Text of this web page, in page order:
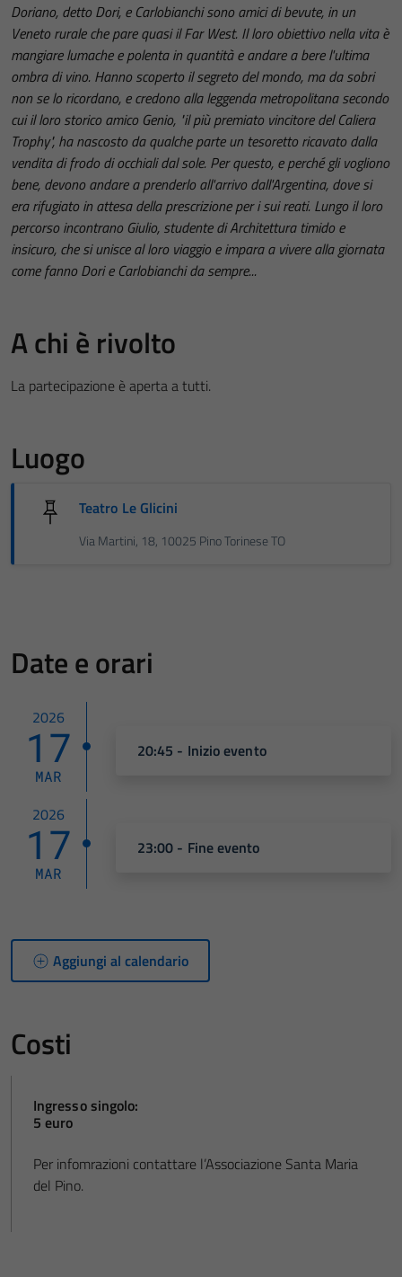
Doriano, detto Dori, e Carlobianchi sono amici di bevute, in un
Veneto rurale che pare quasi il Far West. Il loro obiettivo nella vita è
mangiare lumache e polenta in quantità e andare a bere l'ultima
ombra di vino. Hanno scoperto il segreto del mondo, ma da sobri
non se lo ricordano, e credono alla leggenda metropolitana secondo
cui il loro storico amico Genio, "il più premiato vincitore del Caliera
Trophy", ha nascosto da qualche parte un tesoretto ricavato dalla
vendita di frodo di occhiali dal sole. Per questo, e perché gli vogliono
bene, devono andare a prenderlo all'arrivo dall'Argentina, dove si
era rifugiato in attesa della prescrizione per i sui reati. Lungo il loro
percorso incontrano Giulio, studente di Architettura timido e
insicuro, che si unisce al loro viaggio e impara a vivere alla giornata
come fanno Dori e Carlobianchi da sempre...
A chi è rivolto
La partecipazione è aperta a tutti.
Luogo
Teatro Le Glicini
Via Martini, 18, 10025 Pino Torinese TO
Date e orari
2026
17
MAR
20:45 - Inizio evento
2026
17
MAR
23:00 - Fine evento
Aggiungi al calendario
Costi
Ingresso singolo:
5 euro
Per infomrazioni contattare l’Associazione Santa Maria
del Pino.